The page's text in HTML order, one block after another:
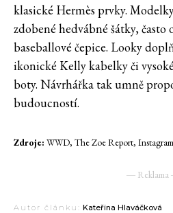
klasické Hermès prvky.
zdobené hedvábné šátky, často
baseballové čepice. Looky
ikonické Kelly kabelky či
boty. Návrhářka tak umně
budoucností.
Zdroje: WWD, The Zoe Report,
―
Autor článku: Kateřina Hlaváčková